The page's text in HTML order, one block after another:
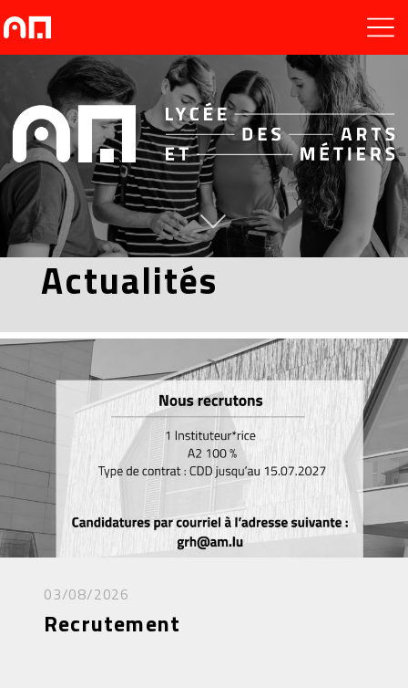
Actualités
03/08/2026
Recrutement